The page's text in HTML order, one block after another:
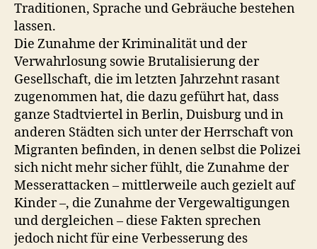
Traditionen, Sprache und Gebräuche bestehen
lassen.
Die Zunahme der Kriminalität und der
Verwahrlosung sowie Brutalisierung der
Gesellschaft, die im letzten Jahrzehnt rasant
zugenommen hat, die dazu geführt hat, dass
ganze Stadtviertel in Berlin, Duisburg und in
anderen Städten sich unter der Herrschaft von
Migranten befinden, in denen selbst die Polizei
sich nicht mehr sicher fühlt, die Zunahme der
Messerattacken – mittlerweile auch gezielt auf
Kinder –, die Zunahme der Vergewaltigungen
und dergleichen – diese Fakten sprechen
jedoch nicht für eine Verbesserung des